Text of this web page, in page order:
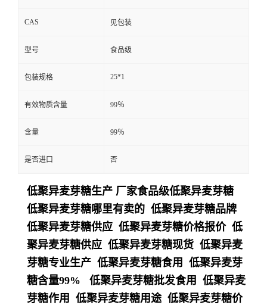
CAS 见包装
型号 食品级
包装规格 25*1
有效物质含量 99％
含量 99％
是否进口 否
低聚异麦芽糖生产 厂家食品级低聚异麦芽糖
低聚异麦芽糖哪里有卖的 低聚异麦芽糖品牌
低聚异麦芽糖供应 低聚异麦芽糖价格报价 低
聚异麦芽糖供应 低聚异麦芽糖现货 低聚异麦
芽糖专业生产 低聚异麦芽糖食用 低聚异麦芽
糖含量99% 低聚异麦芽糖批发食用 低聚异麦
芽糖作用 低聚异麦芽糖用途 低聚异麦芽糖价